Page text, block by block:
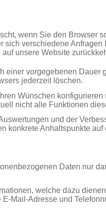
wenn Sie den
verschiedene
unsere Website
einer vorgegebenen
jederzeit löschen.
Wünschen
nicht alle Funktionen
und der
konkrete Anhaltspunkte
Daten nur
welche dazu
Mail-Adresse und